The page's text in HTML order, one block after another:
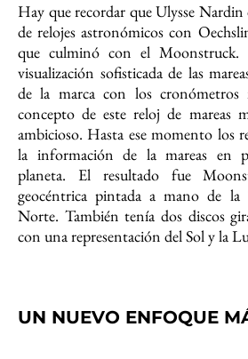
Hay que recordar que Ulysse
de relojes astronómicos con
que culminó con el Moonstruck.
visualización sofisticada de las
de la marca con los cronómetros
concepto de este reloj de mareas
ambicioso. Hasta ese momento los
la información de la mareas en
planeta. El resultado fue
geocéntrica pintada a mano de la
Norte. También tenía dos discos
con una representación del Sol y la
UN NUEVO ENFOQUE